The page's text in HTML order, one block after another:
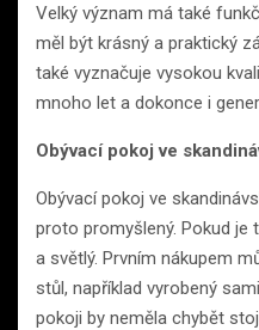
Velký význam má také
měl být krásný a praktický
také vyznačuje vysokou
mnoho let a dokonce i
Obývací pokoj ve
Obývací pokoj ve
proto promyšlený. Pokud je
a světlý. Prvním nákupem
stůl, například vyrobený
pokoji by neměla chybět